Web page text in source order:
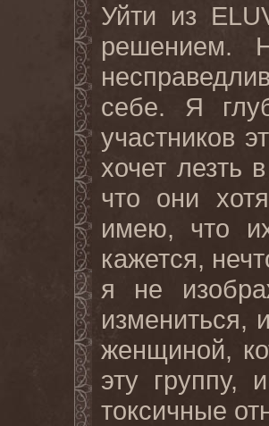
Уйти из
решением.
себе. Я
участников
хочет лезть
что они
имею, что
кажется,
я не
измениться,
женщиной,
эту группу,
токсичные